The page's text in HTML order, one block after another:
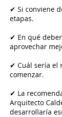
✔ Si conviene
etapas.
✔ En qué
aprovechar
✔ Cuál sería el
comenzar.
✔ La
Arquitecto
desarrollaría